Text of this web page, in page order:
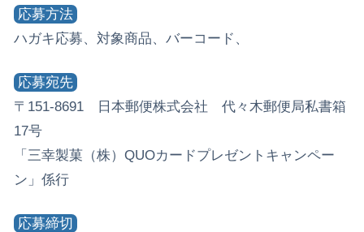
応募方法
ハガキ応募、対象商品、バーコード、
応募宛先
〒151-8691 日本郵便株式会社 代々木郵便局私書箱
17号
「三幸製菓（株）QUOカードプレゼントキャンペー
ン」係行
応募締切